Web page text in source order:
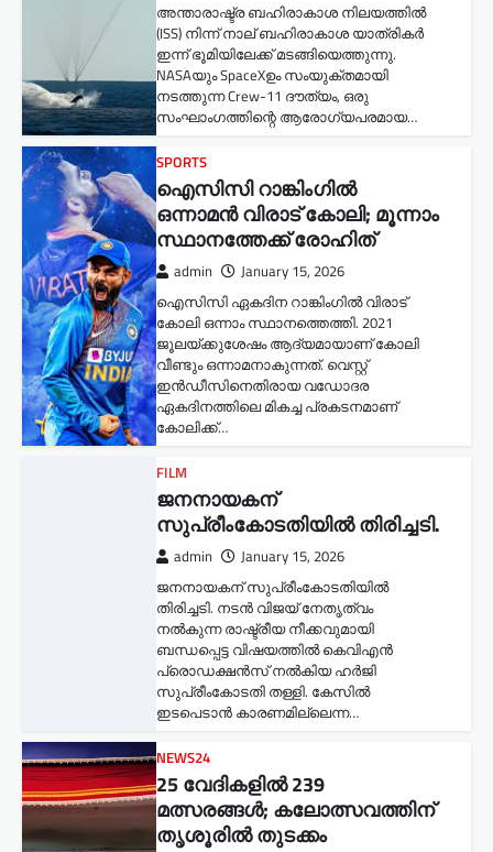
അന്താരാഷ്ട്ര ബഹിരാകാശ നിലയത്തിൽ
(ISS) നിന്ന് നാല് ബഹിരാകാശ യാത്രികർ
ഇന്ന് ഭൂമിയിലേക്ക് മടങ്ങിയെത്തുന്നു.
NASAയും SpaceXഉം സംയുക്തമായി
നടത്തുന്ന Crew-11 ദൗത്യം, ഒരു
സംഘാംഗത്തിന്റെ ആരോഗ്യപരമായ…
SPORTS
ഐസിസി റാങ്കിംഗിൽ
ഒന്നാമൻ വിരാട് കോലി; മൂന്നാം
സ്ഥാനത്തേക്ക് രോഹിത്
admin January 15, 2026
ഐസിസി ഏകദിന റാങ്കിംഗിൽ വിരാട്
കോലി ഒന്നാം സ്ഥാനത്തെത്തി. 2021
ജൂലയ്ക്കുശേഷം ആദ്യമായാണ് കോലി
വീണ്ടും ഒന്നാമനാകുന്നത്. വെസ്റ്റ്
ഇൻഡീസിനെതിരായ വഡോദര
ഏകദിനത്തിലെ മികച്ച പ്രകടനമാണ്
കോലിക്ക്…
FILM
ജനനായകന്
സുപ്രീംകോടതിയില്‍ തിരിച്ചടി.
admin January 15, 2026
ജനനായകന് സുപ്രീംകോടതിയില്‍
തിരിച്ചടി. നടൻ വിജയ് നേതൃത്വം
നൽകുന്ന രാഷ്ട്രീയ നീക്കവുമായി
ബന്ധപ്പെട്ട വിഷയത്തിൽ കെവിഎൻ
പ്രൊഡക്ഷൻസ് നൽകിയ ഹർജി
സുപ്രീംകോടതി തള്ളി. കേസിൽ
ഇടപെടാൻ കാരണമില്ലെന്ന…
NEWS24
25 വേദികളിൽ 239
മത്സരങ്ങൾ; കലോത്സവത്തിന്
തൃശൂരിൽ തുടക്കം